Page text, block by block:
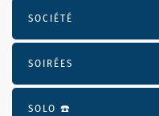
SOCIÉTÉ
SOIRÉES
SOLO ☎️